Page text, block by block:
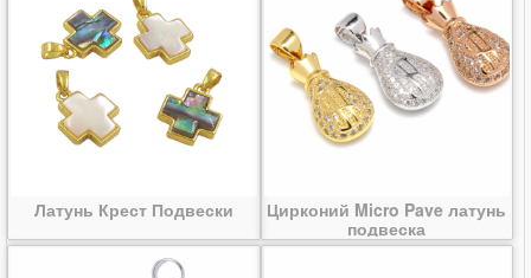
Латунь Крест Подвески
Цирконий Micro Pave латунь
подвеска